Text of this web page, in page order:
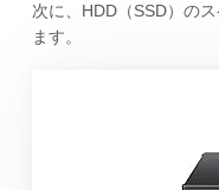
次に、HDD（SSD）の
ます。